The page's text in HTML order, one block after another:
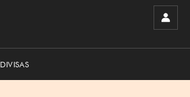
DIVISAS